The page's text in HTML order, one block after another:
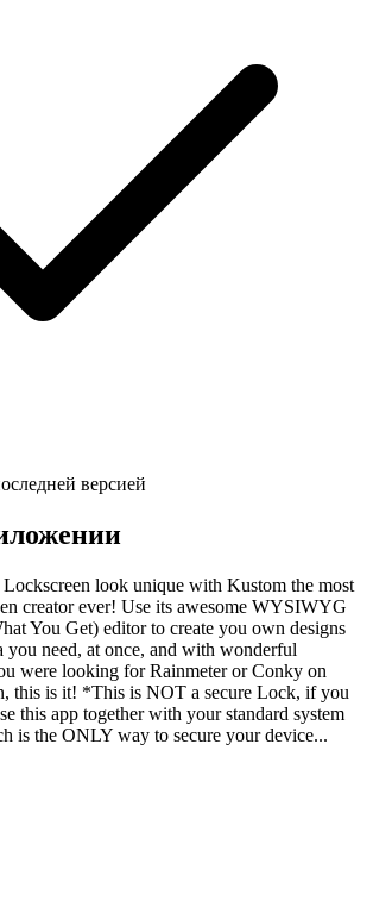
версией
look unique with Kustom the most
creator ever! Use its awesome WYSIWYG
You Get) editor to create you own designs
you need, at once, and with wonderful
were looking for Rainmeter or Conky on
this is it! *This is NOT a secure Lock, if you
this app together with your standard system
is the ONLY way to secure your device...